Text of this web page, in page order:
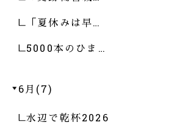
「夏休みは早…
5000本のひま…
6月(7)
水辺で乾杯2026